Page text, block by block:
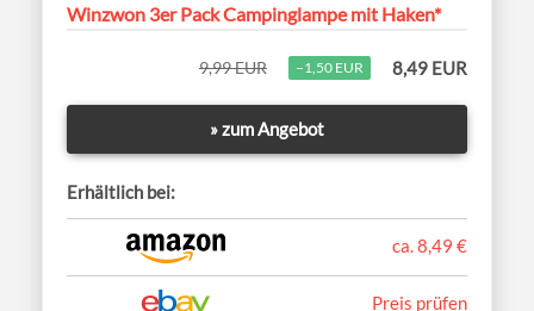
Winzwon 3er Pack Campinglampe mit Haken*
9,99 EUR −1,50 EUR 8,49 EUR
» zum Angebot
Erhältlich bei:
ca. 8,49 €
Preis prüfen